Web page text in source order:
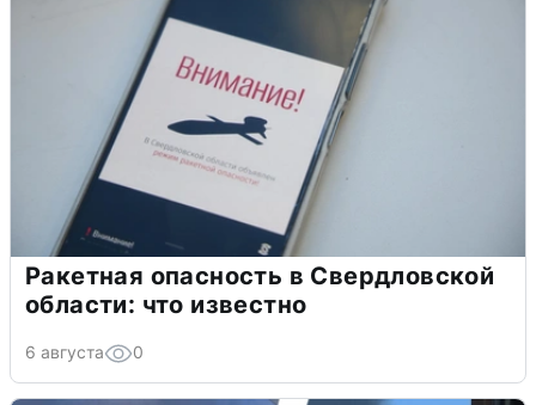
Ракетная опасность в Свердловской
области: что известно
6 августа 0